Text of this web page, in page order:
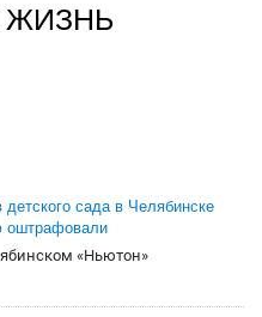
детского сада в Челябинске
оштрафовали
«Ньютон»